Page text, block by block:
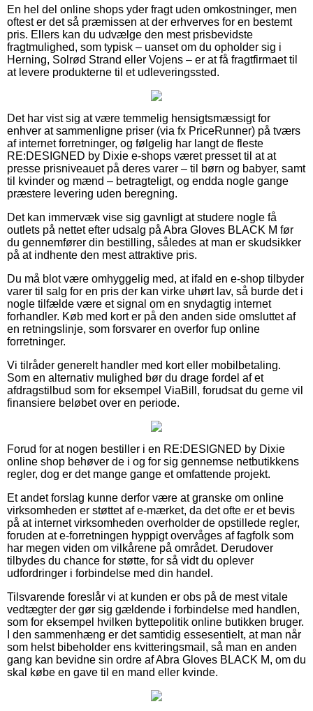
En hel del online shops yder fragt uden omkostninger, men
oftest er det så præmissen at der erhverves for en bestemt
pris. Ellers kan du udvælge den mest prisbevidste
fragtmulighed, som typisk – uanset om du opholder sig i
Herning, Solrød Strand eller Vojens – er at få fragtfirmaet til
at levere produkterne til et udleveringssted.
Det har vist sig at være temmelig hensigtsmæssigt for
enhver at sammenligne priser (via fx PriceRunner) på tværs
af internet forretninger, og følgelig har langt de fleste
RE:DESIGNED by Dixie e-shops været presset til at at
presse prisniveauet på deres varer – til børn og babyer, samt
til kvinder og mænd – betragteligt, og endda nogle gange
præstere levering uden beregning.
Det kan immervæk vise sig gavnligt at studere nogle få
outlets på nettet efter udsalg på Abra Gloves BLACK M før
du gennemfører din bestilling, således at man er skudsikker
på at indhente den mest attraktive pris.
Du må blot være omhyggelig med, at ifald en e-shop tilbyder
varer til salg for en pris der kan virke uhørt lav, så burde det i
nogle tilfælde være et signal om en snydagtig internet
forhandler. Køb med kort er på den anden side omsluttet af
en retningslinje, som forsvarer en overfor fup online
forretninger.
Vi tilråder generelt handler med kort eller mobilbetaling.
Som en alternativ mulighed bør du drage fordel af et
afdragstilbud som for eksempel ViaBill, forudsat du gerne vil
finansiere beløbet over en periode.
Forud for at nogen bestiller i en RE:DESIGNED by Dixie
online shop behøver de i og for sig gennemse netbutikkens
regler, dog er det mange gange et omfattende projekt.
Et andet forslag kunne derfor være at granske om online
virksomheden er støttet af e-mærket, da det ofte er et bevis
på at internet virksomheden overholder de opstillede regler,
foruden at e-forretningen hyppigt overvåges af fagfolk som
har megen viden om vilkårene på området. Derudover
tilbydes du chance for støtte, for så vidt du oplever
udfordringer i forbindelse med din handel.
Tilsvarende foreslår vi at kunden er obs på de mest vitale
vedtægter der gør sig gældende i forbindelse med handlen,
som for eksempel hvilken byttepolitik online butikken bruger.
I den sammenhæng er det samtidig essesentielt, at man når
som helst bibeholder ens kvitteringsmail, så man en anden
gang kan bevidne sin ordre af Abra Gloves BLACK M, om du
skal købe en gave til en mand eller kvinde.